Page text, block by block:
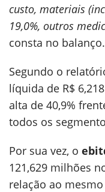
custo, materiais
19,0%, outros
consta no balanço.
Segundo o
líquida de R$
alta de 40,9%
todos os
Por sua vez, o
121,629 milhões
relação ao